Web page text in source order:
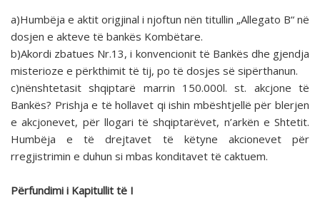
a)Humbëja e aktit origjinal i njoftun nën titullin „Allegato B“ në
dosjen e akteve të bankës Kombëtare.
b)Akordi zbatues Nr.13, i konvencionit të Bankës dhe gjendja
misterioze e përkthimit të tij, po të dosjes së sipërthanun.
c)nënshtetasit shqiptarë marrin 150.000l. st. akcjone të
Bankës? Prishja e të hollavet qi ishin mbështjellë për blerjen
e akcjonevet, për llogari të shqiptarëvet, n’arkën e Shtetit.
Humbëja e të drejtavet të këtyne akcionevet për
rregjistrimin e duhun si mbas konditavet të caktuem.
Përfundimi i Kapitullit të I